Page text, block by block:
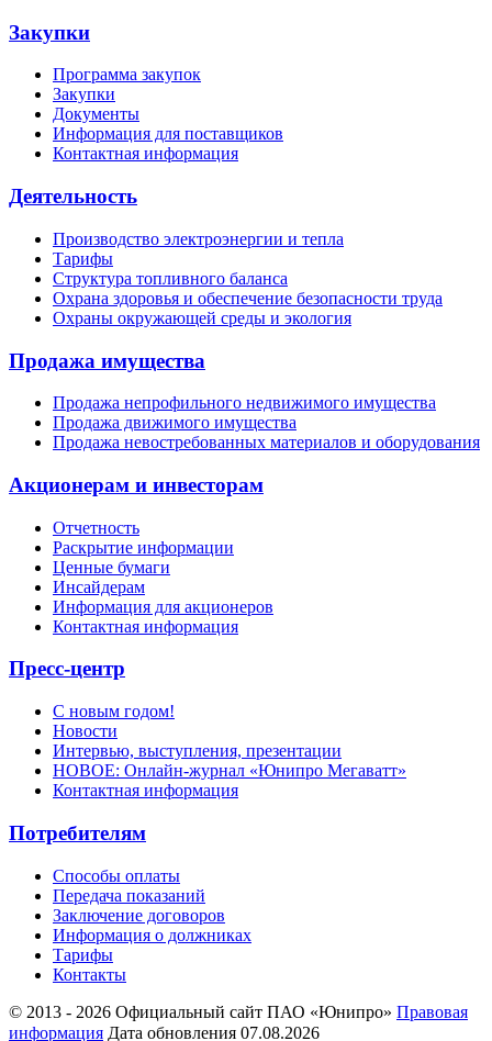
Закупки
Программа закупок
Закупки
Документы
Информация для поставщиков
Контактная информация
Деятельность
Производство электроэнергии и тепла
Тарифы
Структура топливного баланса
Охрана здоровья и обеспечение безопасности труда
Охраны окружающей среды и экология
Продажа имущества
Продажа непрофильного недвижимого имущества
Продажа движимого имущества
Продажа невостребованных материалов и оборудования
Акционерам и инвесторам
Отчетность
Раскрытие информации
Ценные бумаги
Инсайдерам
Информация для акционеров
Контактная информация
Пресс-центр
С новым годом!
Новости
Интервью, выступления, презентации
НОВОЕ: Онлайн-журнал «Юнипро Мегаватт»
Контактная информация
Потребителям
Способы оплаты
Передача показаний
Заключение договоров
Информация о должниках
Тарифы
Контакты
© 2013 - 2026 Официальный сайт ПАО «Юнипро» Правовая
информация Дата обновления 07.08.2026